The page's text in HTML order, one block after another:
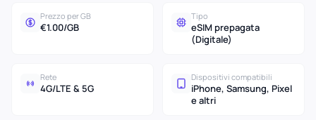
Prezzo per GB
€1.00/GB
Tipo
eSIM prepagata
(Digitale)
Rete
4G/LTE & 5G
Dispositivi compatibili
iPhone, Samsung, Pixel
e altri